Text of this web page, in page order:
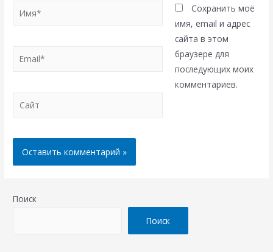
Email*
Сайт
Сохранить моё
имя, email и адрес
сайта в этом
браузере для
последующих моих
комментариев.
Поиск
Поиск